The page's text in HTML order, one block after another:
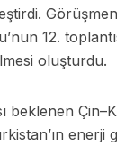
12.
oluşturdu.
enerji